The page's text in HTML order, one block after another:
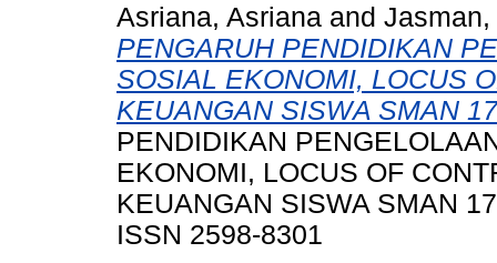
Asriana, Asriana and
PENGARUH PENDIDIKAN
SOSIAL EKONOMI, LOCUS
KEUANGAN SISWA SMAN
PENDIDIKAN
EKONOMI, LOCUS OF
KEUANGAN SISWA SMAN
ISSN 2598-8301